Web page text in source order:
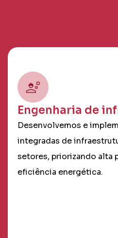
Engenharia de
Desenvolvemos e
integradas de
setores, priorizando alta
eficiência energética.